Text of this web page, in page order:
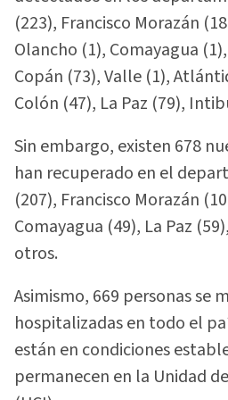
(223), Francisco Morazán
Olancho (1), Comayagua
Copán (73), Valle (1),
Colón (47), La Paz (79),
Sin embargo, existen 678
han recuperado en el
(207), Francisco Morazán
Comayagua (49), La Paz
otros.
Asimismo, 669 personas se
hospitalizadas en todo el
están en condiciones
permanecen en la Unidad